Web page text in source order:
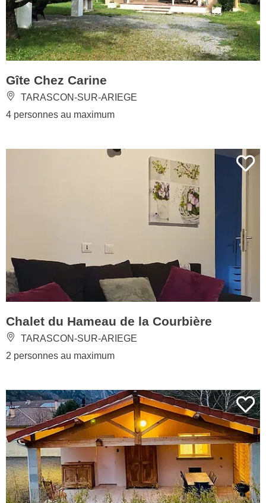
Gîte Chez Carine
TARASCON-SUR-ARIEGE
4 personnes au maximum
Chalet du Hameau de la Courbière
TARASCON-SUR-ARIEGE
2 personnes au maximum